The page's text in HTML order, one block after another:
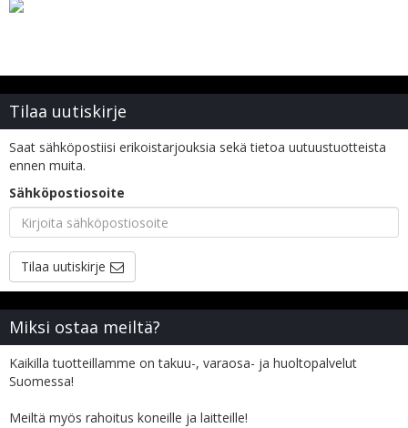
Tilaa uutiskirje
Saat sähköpostiisi erikoistarjouksia sekä tietoa uutuustuotteista
ennen muita.
Sähköpostiosoite
Tilaa uutiskirje
Miksi ostaa meiltä?
Kaikilla tuotteillamme on takuu-, varaosa- ja huoltopalvelut
Suomessa!
Meiltä myös rahoitus koneille ja laitteille!